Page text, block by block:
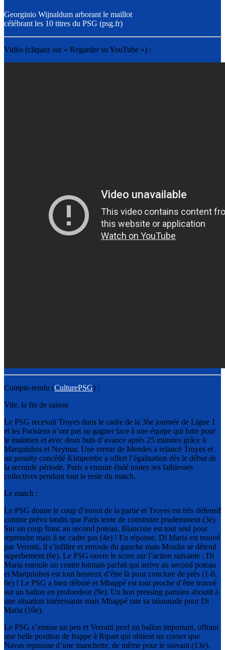
Georginio Wijnaldum arborant le maillot
célébrant les 10 titres du PSG (psg.fr)
Vidéo (cliquez sur « Regarder su YouTube ») :
Compte-rendu (CulturePSG) :
Vite, la fin de saison
Le PSG recevait Troyes dans le cadre de la 36e journée de Ligue 1
et les Parisiens n’ont pas su gagner face à une équipe qui lutte pour
le maintien et avec deux buts d’avance après 25 minutes grâce à
Marquinhos et Neymar. Une erreur de Mendes a relancé Troyes et
un penalty concédé Kimpembe a offert l’égalisation dès le début de
la seconde période. Paris a ensuite étalé toutes ses faiblesses
collectives pendant tout le reste du match.
Le match :
Le PSG donne le coup d’envoi de la partie et Troyes est très défensif
comme prévu tandis que Paris tente de construire prudemment (3e).
Sur un coup franc au second poteau, Biancone est tout seul pour
reprendre mais il ne cadre pas (4e) ! En réponse, Di Maria est trouvé
par Verratti, il s’infiltre et enroule du gauche mais Moulin se détend
superbement (6e). Le PSG ouvre le score sur l’action suivante : Di
Maria enroule un centre lointain parfait qui arrive au second poteau
et Marquinhos est tout heureux d’être là pour conclure de près (1-0,
6e) ! Le PSG a bien débuté et Mbappé est tout proche d’être trouvé
sur un ballon en profondeur (9e). Un bon pressing parisien aboutit à
une situation intéressante mais Mbappé rate sa talonnade pour Di
Maria (10e).
Le PSG s’amuse un peu et Verratti perd un ballon important, offrant
une belle position de frappe à Ripart qui obtient un corner que
Navas repousse d’une manchette, de même pour le suivant (13e).